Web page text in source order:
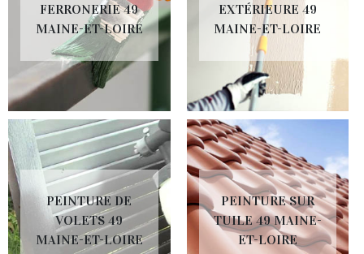
FERRONERIE 49
MAINE-ET-LOIRE
EXTÉRIEURE 49
MAINE-ET-LOIRE
PEINTURE DE
VOLETS 49
MAINE-ET-LOIRE
PEINTURE SUR
TUILE 49 MAINE-
ET-LOIRE